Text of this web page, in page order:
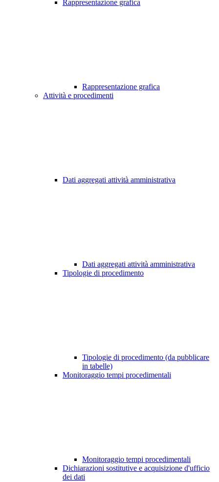
Rappresentazione grafica
Rappresentazione grafica
Attività e procedimenti
Dati aggregati attività amministrativa
Dati aggregati attività amministrativa
Tipologie di procedimento
Tipologie di procedimento (da pubblicare
in tabelle)
Monitoraggio tempi procedimentali
Monitoraggio tempi procedimentali
Dichiarazioni sostitutive e acquisizione d'ufficio
dei dati